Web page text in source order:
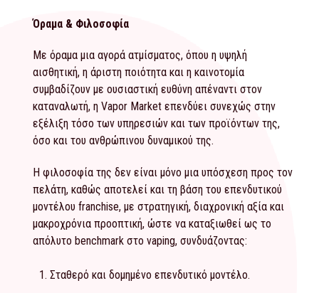
Όραμα & Φιλοσοφία
Με όραμα μια αγορά ατμίσματος, όπου η υψηλή
αισθητική, η άριστη ποιότητα και η καινοτομία
συμβαδίζουν με ουσιαστική ευθύνη απέναντι στον
καταναλωτή, η Vapor Market επενδύει συνεχώς στην
εξέλιξη τόσο των υπηρεσιών και των προϊόντων της,
όσο και του ανθρώπινου δυναμικού της.
Η φιλοσοφία της δεν είναι μόνο μια υπόσχεση προς τον
πελάτη, καθώς αποτελεί και τη βάση του επενδυτικού
μοντέλου franchise, με στρατηγική, διαχρονική αξία και
μακροχρόνια προοπτική, ώστε να καταξιωθεί ως το
απόλυτο benchmark στο vaping, συνδυάζοντας:
Σταθερό και δομημένο επενδυτικό μοντέλο.